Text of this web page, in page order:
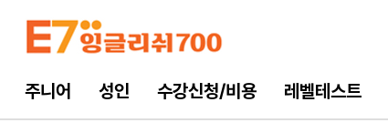
주니어 성인 수강신청/비용 레벨테스트